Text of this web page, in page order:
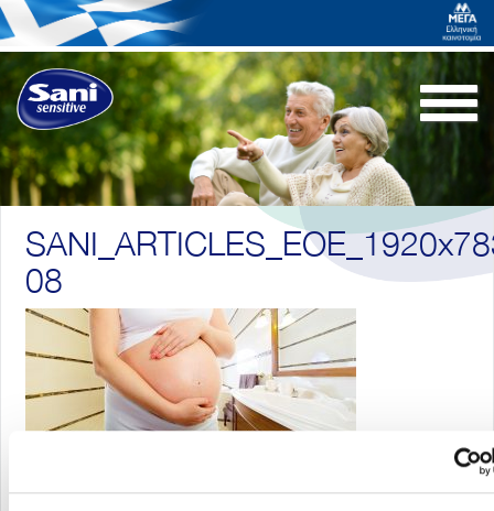
08
Επιστροφή στα άρθρα